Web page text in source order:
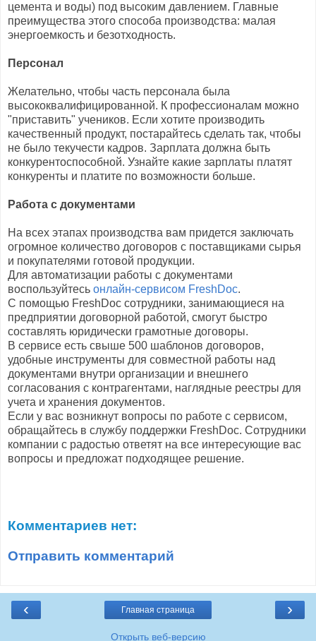
цемента и воды) под высоким давлением. Главные
преимущества этого способа производства: малая
энергоемкость и безотходность.
Персонал
Желательно, чтобы часть персонала была
высококвалифицированной. К профессионалам можно
"приставить" учеников. Если хотите производить
качественный продукт, постарайтесь сделать так, чтобы
не было текучести кадров. Зарплата должна быть
конкурентоспособной. Узнайте какие зарплаты платят
конкуренты и платите по возможности больше.
Работа с документами
На всех этапах производства вам придется заключать
огромное количество договоров с поставщиками сырья
и покупателями готовой продукции.
Для автоматизации работы с документами
воспользуйтесь онлайн-сервисом FreshDoc.
С помощью FreshDoc сотрудники, занимающиеся на
предприятии договорной работой, смогут быстро
составлять юридически грамотные договоры.
В сервисе есть свыше 500 шаблонов договоров,
удобные инструменты для совместной работы над
документами внутри организации и внешнего
согласования с контрагентами, наглядные реестры для
учета и хранения документов.
Если у вас возникнут вопросы по работе с сервисом,
обращайтесь в службу поддержки FreshDoc. Сотрудники
компании с радостью ответят на все интересующие вас
вопросы и предложат подходящее решение.
Комментариев нет:
Отправить комментарий
‹ ›
Главная страница
Открыть веб-версию